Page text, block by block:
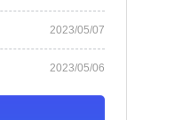
2023/05/07
2023/05/06